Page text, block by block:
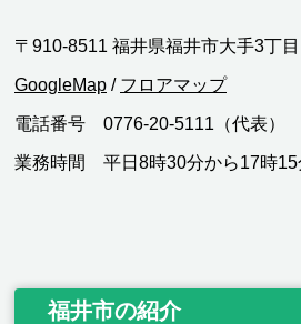
〒910-8511 福井県福井市大手3丁
GoogleMap / フロアマップ
電話番号 0776-20-5111（代表）
業務時間 平日8時30分から17時15
福井市の紹介